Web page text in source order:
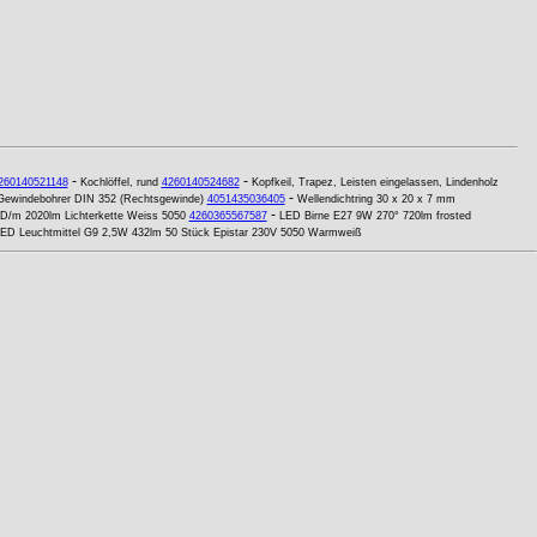
- Kochlöffel, rund 4260140524682- Kopfkeil, Trapez, Leisten eingelassen, Lindenholz
DIN 352 (Rechtsgewinde) 4051435036405- Wellendichtring 30 x 20 x 7 mm
m 2020lm Lichterkette Weiss 5050 4260365567587- LED Birne E27 9W 270° 720lm frosted
Leuchtmittel G9 2,5W 432lm 50 Stück Epistar 230V 5050 Warmweiß